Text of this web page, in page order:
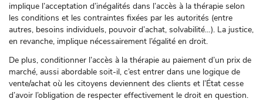
implique l’acceptation d’inégalités dans l’accès à la thérapie selon
les conditions et les contraintes fixées par les autorités (entre
autres, besoins individuels, pouvoir d’achat, solvabilité…). La justice,
en revanche, implique nécessairement l’égalité en droit.
De plus, conditionner l’accès à la thérapie au paiement d’un prix de
marché, aussi abordable soit-il, c’est entrer dans une logique de
vente/achat où les citoyens deviennent des clients et l’État cesse
d’avoir l’obligation de respecter effectivement le droit en question.